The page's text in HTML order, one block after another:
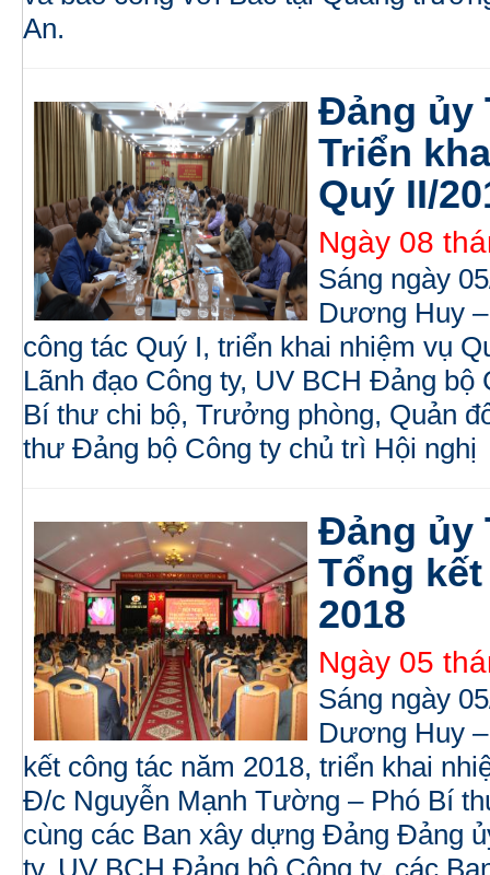
An.
Đảng ủy
Triển
Quý II/
Ngày 08
Sáng ngày
Dương Huy
công tác Quý I, triển khai nhiệm vụ
Lãnh đạo Công ty, UV BCH Đảng
Bí thư chi bộ, Trưởng phòng, Quản
thư Đảng bộ Công ty chủ trì Hội nghị
Đảng ủy
Tổng
2018
Ngày 05
Sáng ngày
Dương Huy
kết công tác năm 2018, triển khai
Đ/c Nguyễn Mạnh Tường – Phó Bí
cùng các Ban xây dựng Đảng Đảng
ty, UV BCH Đảng bộ Công ty, các